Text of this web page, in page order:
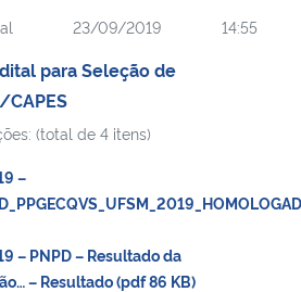
23/09/2019 14:55
para Seleção de
CAPES
(total de 4 itens)
–
PNPD – Resultado da
– Resultado (pdf 86 KB)